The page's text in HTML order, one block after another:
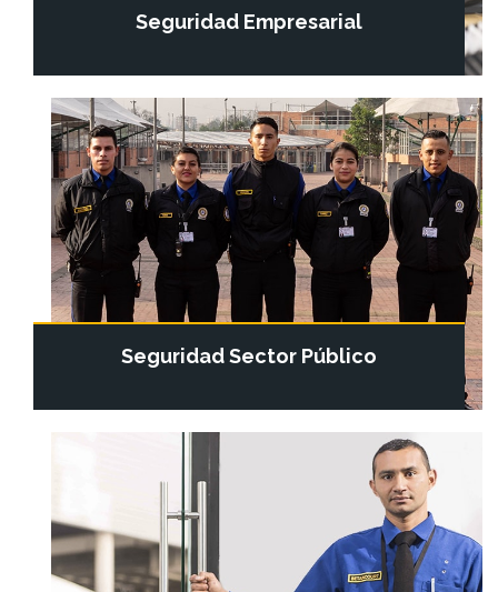
Seguridad Empresarial
Seguridad Sector Público